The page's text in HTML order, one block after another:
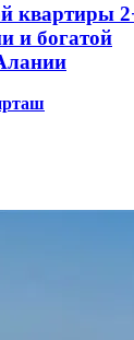
квартиры
и богатой